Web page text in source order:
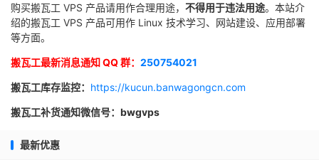
购买搬瓦工 VPS 产品请用作合理用途， 不得用于违法用途。本站介
绍的搬瓦工 VPS 产品可用作 Linux 技术学习、网站建设、应用部署
等方面。
搬瓦工最新消息通知 QQ 群： 250754021
搬瓦工库存监控： https://kucun.banwagongcn.com
搬瓦工补货通知微信号：bwgvps
最新优惠